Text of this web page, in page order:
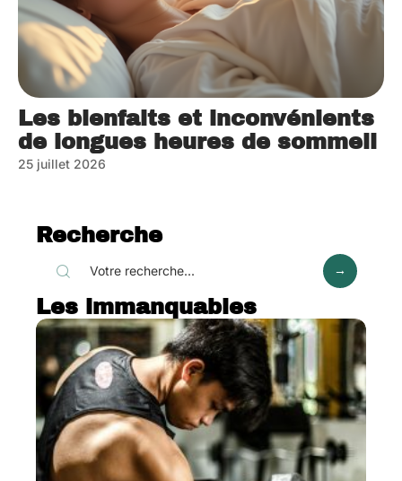
Les bienfaits et inconvénients
de longues heures de sommeil
25 juillet 2026
Recherche
Les immanquables